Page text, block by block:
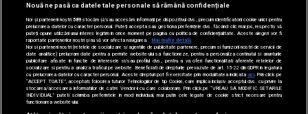
drepturile rezervate.
Nouă ne pasă ca datele tale personale să rămână confidențiale
Noi și partenerii noștri589stocăm și/sau accesăm informații pe dispozitivul dvs., precum identificatorii cookie unici pentru
prelucrarea datelor cu caracter personal. Puteți accepta sau gestiona preferințele dvs. făcând clic mai jos, respectiv vă
puteți opune utilizării unui interes legitim în orice moment pe pagina cu politica de confidențialitate. Aceste alegeri vor fi
raportate partenerilor noștri și nu vă vor afecta navigarea.
Mai multe detalii
Noi si partenerii nostri (retelele de socializare si agentiile de publicitate partenere, precum si furnizorii nostri de servicii de
date analitice) prelucram date pentru a permite website-ului sa functioneze, pentru a personaliza continutul si anunturile
publicitare afisate in functie de interesele si/sau profilul dvs., pentru a va oferi functionalitati aferente retelelor de
socializare si pentru a analiza traficul pe website. Beneficiati de drepturile prevazute de art. 15-22 din GDPR in legatura
cu prelucrarea datelor cu caracter personal. Aceste drepturi pot fi exercitate prin modalitatea indicataaici . Prin click pe
“ACCEPT TOATE”, acceptati folosirea tuturor Tehnologiilor de tip Cookie, care implica inclusiv acceptul dvs. cu privire la
stocarea/accesarea informatiilor de catre Vendor-ii cu care colaboram. Prin click pe “VREAU SA MODIFIC SETARILE
INDIVIDUAL” puteti schimba preferintele in mod individual, mai putin cele legate de cookie strict necesare pentru
functionarea website-ului.